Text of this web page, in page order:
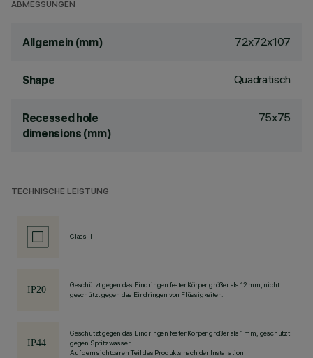
ABMESSUNGEN
Allgemein (mm) 72x72x107
Shape Quadratisch
Recessed hole
dimensions (mm)
75x75
TECHNISCHE LEISTUNG
Class II
Geschützt gegen das Eindringen fester Körper größer als 12 mm, nicht
geschützt gegen das Eindringen von Flüssigkeiten.
Geschützt gegen das Eindringen fester Körper größer als 1 mm, geschützt
gegen Spritzwasser.
Auf dem sichtbaren Teil des Produkts nach der Installation